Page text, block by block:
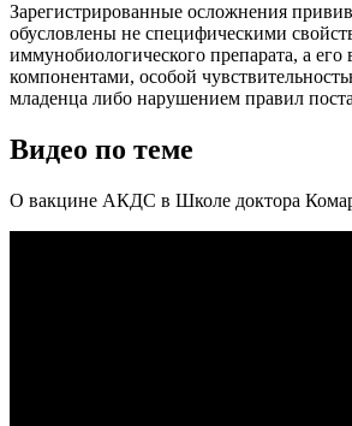
Зарегистрированные осложнения
обусловлены не специфическими
иммунобиологического препарата, а
компонентами, особой
младенца либо нарушением правил
Видео по теме
О вакцине АКДС в Школе доктора